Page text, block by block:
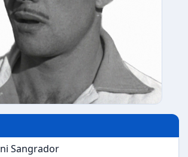
Sangrador